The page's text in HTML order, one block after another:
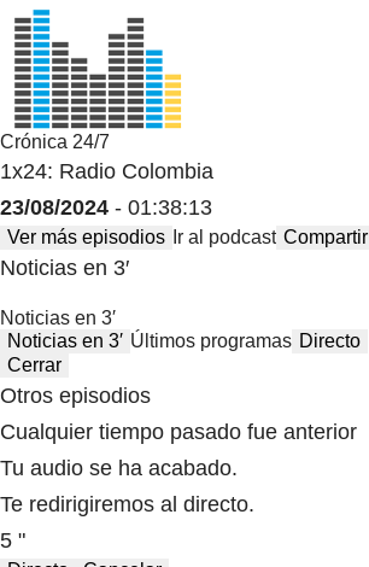
Crónica 24/7
1x24: Radio Colombia
23/08/2024 - 01:38:13
Ver más episodios Ir al podcast Compartir
Noticias en 3′
Noticias en 3′
Noticias en 3′ Últimos programas Directo
Cerrar
Otros episodios
Cualquier tiempo pasado fue anterior
Tu audio se ha acabado.
Te redirigiremos al directo.
5 "